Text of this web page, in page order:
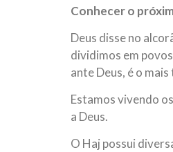
Conhecer o
Deus disse no
dividimos em
ante Deus, é o
Estamos vivendo
a Deus.
O Haj possui